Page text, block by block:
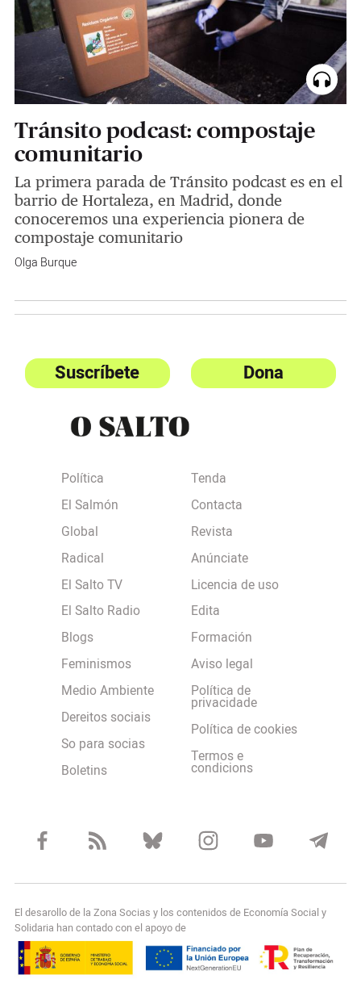
Tránsito podcast: compostaje
comunitario
La primera parada de Tránsito podcast es en el
barrio de Hortaleza, en Madrid, donde
conoceremos una experiencia pionera de
compostaje comunitario
Olga Burque
Suscríbete Dona
Política
El Salmón
Global
Radical
El Salto TV
El Salto Radio
Blogs
Feminismos
Medio Ambiente
Dereitos sociais
So para socias
Boletins
Tenda
Contacta
Revista
Anúnciate
Licencia de uso
Edita
Formación
Aviso legal
Política de
privacidade
Política de cookies
Termos e
condicions
El desarollo de la Zona Socias y los contenidos de Economía Social y
Solidaria han contado con el apoyo de